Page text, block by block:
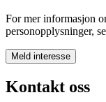
For mer informasjon
personopplysninger,
Meld interesse
Kontakt oss